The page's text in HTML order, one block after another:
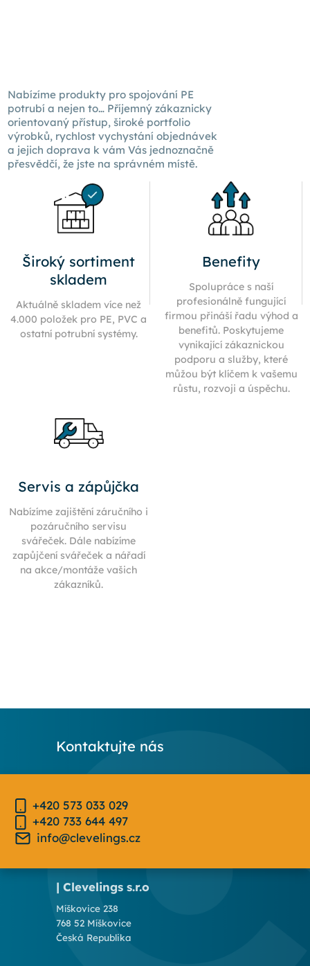
Nabízíme produkty pro spojování PE
potrubí a nejen to… Příjemný zákaznicky
orientovaný přístup, široké portfolio
výrobků, rychlost vychystání objednávek
a jejich doprava kvám Vás jednoznačně
přesvědčí, že jste na správném místě.
Široký sortiment
skladem
Aktuálně skladem více než
4.000 položek pro PE, PVC a
ostatní potrubní systémy.
Benefity
Spolupráce s naší
profesionálně fungující
firmou přináší řadu výhod a
benefitů. Poskytujeme
vynikající zákaznickou
podporu a služby, které
můžou být klíčem k vašemu
růstu, rozvoji a úspěchu.
Servis a zápůjčka
Nabízíme zajištění záručního i
pozáručního servisu
svářeček. Dále nabízíme
zapůjčení svářeček a nářadí
na akce/montáže vašich
zákazníků.
Kontaktujte nás
+420 573 033 029
+420 733 644 497
info@clevelings.cz
| Clevelings s.r.o
Míškovice 238
768 52 Míškovice
Česká Republika